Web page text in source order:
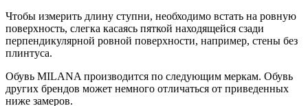
Чтобы измерить длину ступни, необходимо встать на ровную
поверхность, слегка касаясь пяткой находящейся сзади
перпендикулярной ровной поверхности, например, стены без
плинтуса.
Обувь MILANA производится по следующим меркам. Обувь
других брендов может немного отличаться от приведенных
ниже замеров.